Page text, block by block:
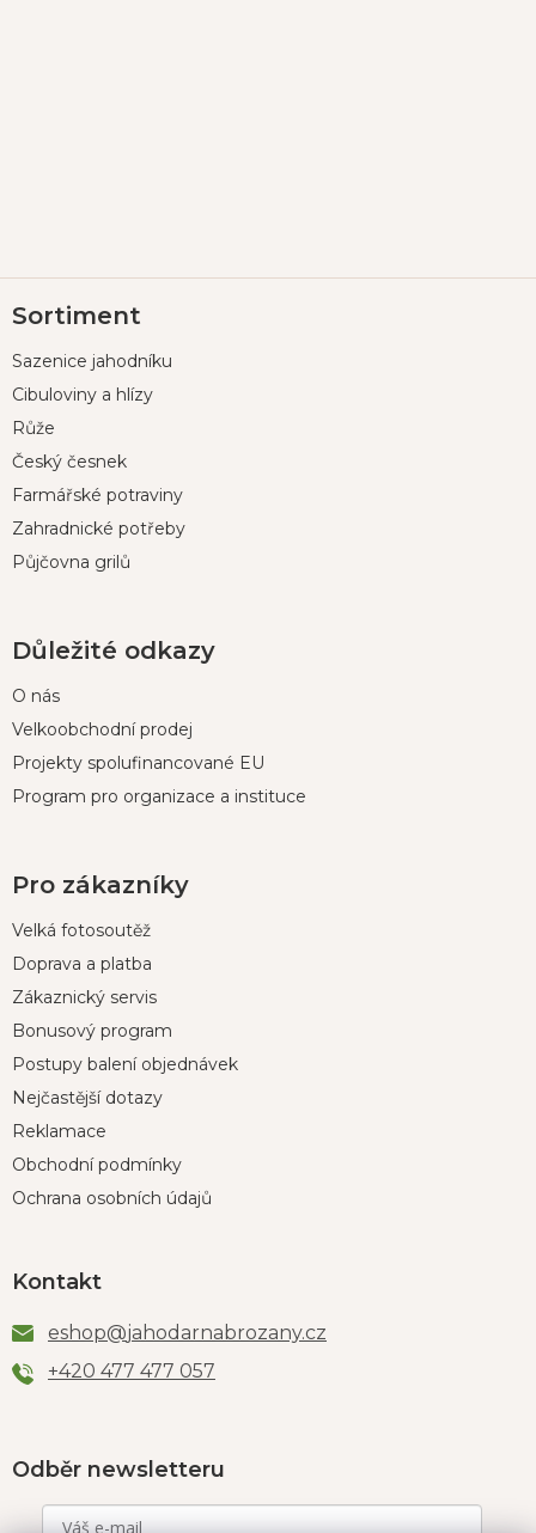
á
a
Sortiment
Sazenice jahodníku
Cibuloviny a hlízy
Růže
Český česnek
Farmářské potraviny
Zahradnické potřeby
Půjčovna grilů
Důležité odkazy
O nás
Velkoobchodní prodej
Projekty spolufinancované EU
Program pro organizace a instituce
Pro zákazníky
Velká fotosoutěž
Doprava a platba
Zákaznický servis
Bonusový program
Postupy balení objednávek
Nejčastější dotazy
Reklamace
Obchodní podmínky
Ochrana osobních údajů
Kontakt
eshop@jahodarnabrozany.cz
+420 477 477 057
Odběr newsletteru